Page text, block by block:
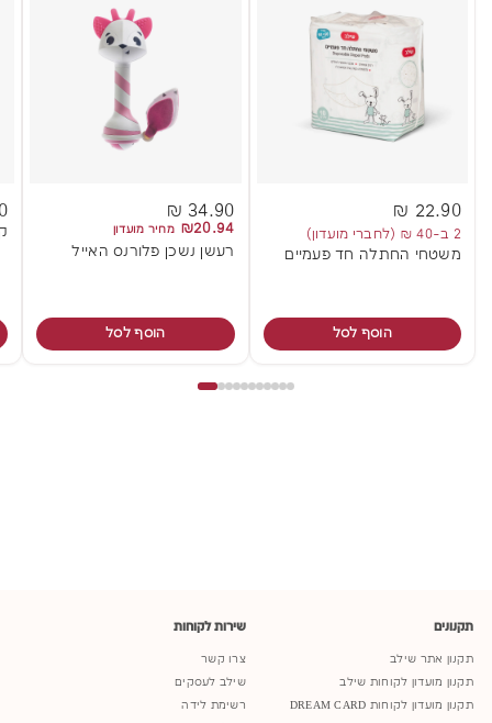
22.90 ₪
2 ב-40 ₪ (לחברי מועדון)
משטחי החתלה חד פעמיים
הוסף לסל
34.90 ₪
₪20.94 מחיר מועדון
רעשן נשכן פלורנס האייל
הוסף לסל
תקנונים
תקנון אתר שילב
תקנון מועדון לקוחות שילב
תקנון מועדון לקוחות DREAM CARD
שירות לקוחות
צרו קשר
שילב לעסקים
רשימת לידה